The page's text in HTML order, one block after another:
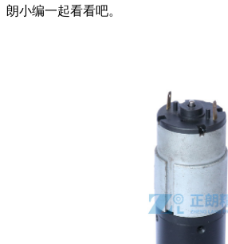
朗小编一起看看吧。